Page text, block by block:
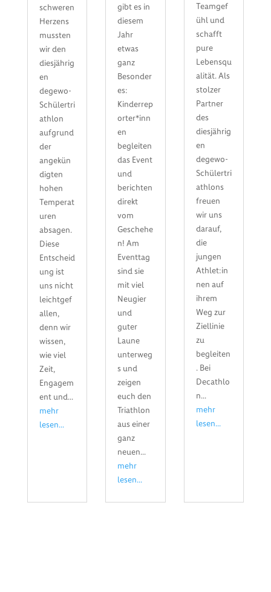
schweren
Herzens
mussten
wir den
diesjährig
en
degewo-
Schülertri
athlon
aufgrund
der
angekün
digten
hohen
Temperat
uren
absagen.
Diese
Entscheid
ung ist
uns nicht
leichtgef
allen,
denn wir
wissen,
wie viel
Zeit,
Engagem
ent und...
mehr
lesen...
gibt es in
diesem
Jahr
etwas
ganz
Besonder
es:
Kinderrep
orter*inn
en
begleiten
das Event
und
berichten
direkt
vom
Geschehe
n! Am
Eventtag
sind sie
mit viel
Neugier
und
guter
Laune
unterweg
s und
zeigen
euch den
Triathlon
aus einer
ganz
neuen...
mehr
lesen...
Teamgef
ühl und
schafft
pure
Lebensqu
alität. Als
stolzer
Partner
des
diesjährig
en
degewo-
Schülertri
athlons
freuen
wir uns
darauf,
die
jungen
Athlet:in
nen auf
ihrem
Weg zur
Ziellinie
zu
begleiten
. Bei
Decathlo
n...
mehr
lesen...